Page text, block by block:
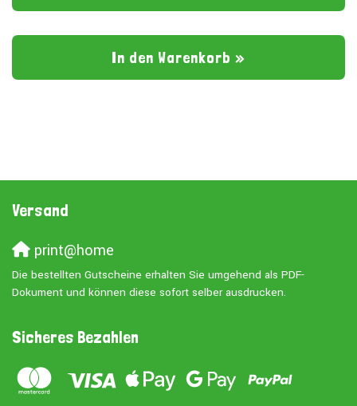
In den Warenkorb »
Versand
print@home
Die bestellten Gutscheine erhalten Sie umgehend als PDF-
Dokument und können diese sofort selber ausdrucken.
Sicheres Bezahlen